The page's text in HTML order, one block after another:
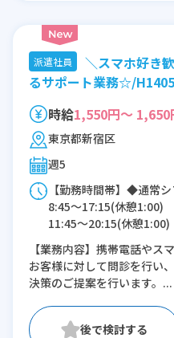
派遣社員
＼スマホ好き
るサポート業務☆/
時給1,550円～ 1,650
東京都新宿区
週5
【勤務時間帯】◆通常
8:45〜17:15(休憩1:00)
11:45〜20:15(休憩1:00)
※残業：0〜20時間程度/
【業務内容】携帯電話やス
お客様に対して問診を行い
決策のご提案を行います。...